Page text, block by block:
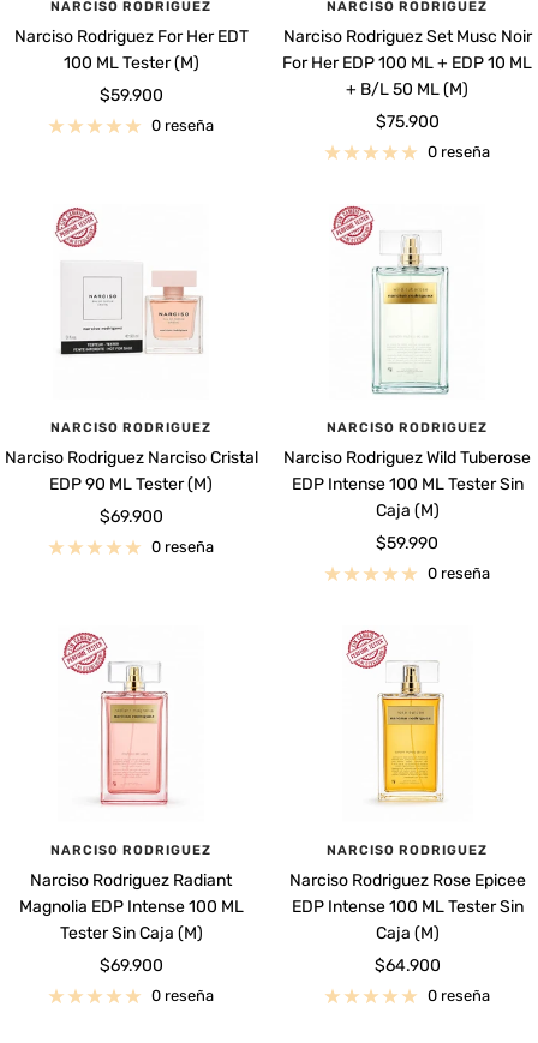
NARCISO RODRIGUEZ
Narciso Rodriguez For Her EDT
100 ML Tester (M)
Precio
de
$59.900
0 reseña
NARCISO RODRIGUEZ
Narciso Rodriguez Set Musc Noir
For Her EDP 100 ML + EDP 10 ML
+ B/L 50 ML (M)
Precio
de
$75.900
0 reseña
NARCISO RODRIGUEZ
Narciso Rodriguez Narciso Cristal
EDP 90 ML Tester (M)
Precio
de
$69.900
0 reseña
NARCISO RODRIGUEZ
Narciso Rodriguez Wild Tuberose
EDP Intense 100 ML Tester Sin
Caja (M)
Precio
de
$59.990
0 reseña
NARCISO RODRIGUEZ
Narciso Rodriguez Radiant
Magnolia EDP Intense 100 ML
Tester Sin Caja (M)
Precio
de
$69.900
0 reseña
NARCISO RODRIGUEZ
Narciso Rodriguez Rose Epicee
EDP Intense 100 ML Tester Sin
Caja (M)
Precio
de
$64.900
0 reseña